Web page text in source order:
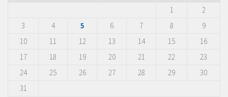
1
2
3
4 5 6 7 8
9
10
11 12 13 14 15
16
17
18 19 20 21 22
23
24
25 26 27 28 29
30
31